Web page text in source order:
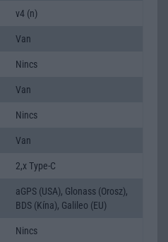
v4 (n)
Van
Nincs
Van
Nincs
Van
2,x Type-C
aGPS (USA), Glonass (Orosz),
BDS (Kína), Galileo (EU)
Nincs